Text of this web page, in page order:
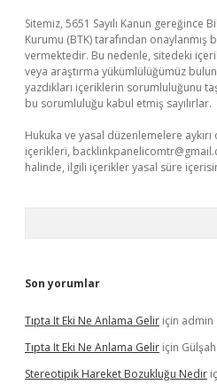
Sitemiz, 5651 Sayılı Kanun gereğince
Kurumu (BTK) tarafından onaylanmış
vermektedir. Bu nedenle, sitedeki
veya araştırma yükümlülüğümüz
yazdıkları içeriklerin sorumluluğunu
bu sorumluluğu kabul etmiş sayılırlar.
Hukuka ve yasal düzenlemelere
içerikleri,
halinde, ilgili içerikler yasal süre
Son yorumlar
Tıpta It Eki Ne Anlama Gelir için admin
Tıpta It Eki Ne Anlama Gelir için Gülşah
Stereotipik Hareket Bozukluğu Nedir